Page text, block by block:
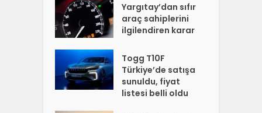
Yargıtay’dan sıfır
araç sahiplerini
ilgilendiren karar
Togg T10F
Türkiye’de satışa
sunuldu, fiyat
listesi belli oldu